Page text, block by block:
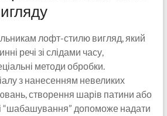
лофт-стилю вигляд, який
речі зі слідами часу,
методи обробки.
з нанесенням невеликих
створення шарів патини або
“шабашування” допоможе надати